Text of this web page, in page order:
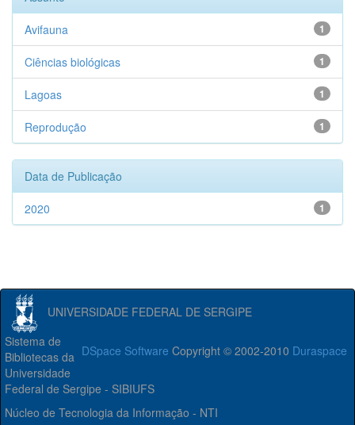
1
Avifauna
1
Ciências biológicas
1
Lagoas
1
Reprodução
Data de Publicação
1
2020
UNIVERSIDADE FEDERAL DE SERGIPE
DSpace Software Copyright © 2002-2010 Duraspace
Sistema de
Bibliotecas da
Universidade
Federal de Sergipe - SIBIUFS
Núcleo de Tecnologia da Informação - NTI